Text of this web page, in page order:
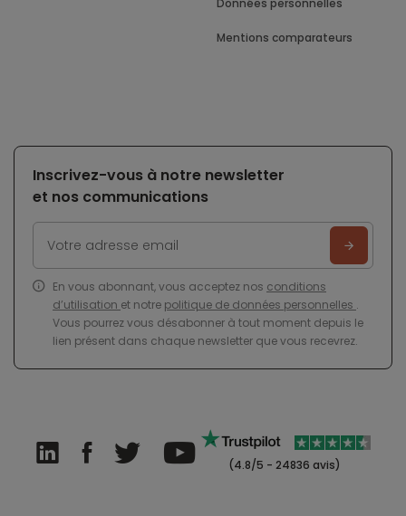
Données personnelles
Mentions comparateurs
Inscrivez-vous à notre newsletter
et nos communications
En vous abonnant, vous acceptez nos conditions
d’utilisation et notre politique de données personnelles .
Vous pourrez vous désabonner à tout moment depuis le
lien présent dans chaque newsletter que vous recevrez.
(4.8/5 - 24836 avis)